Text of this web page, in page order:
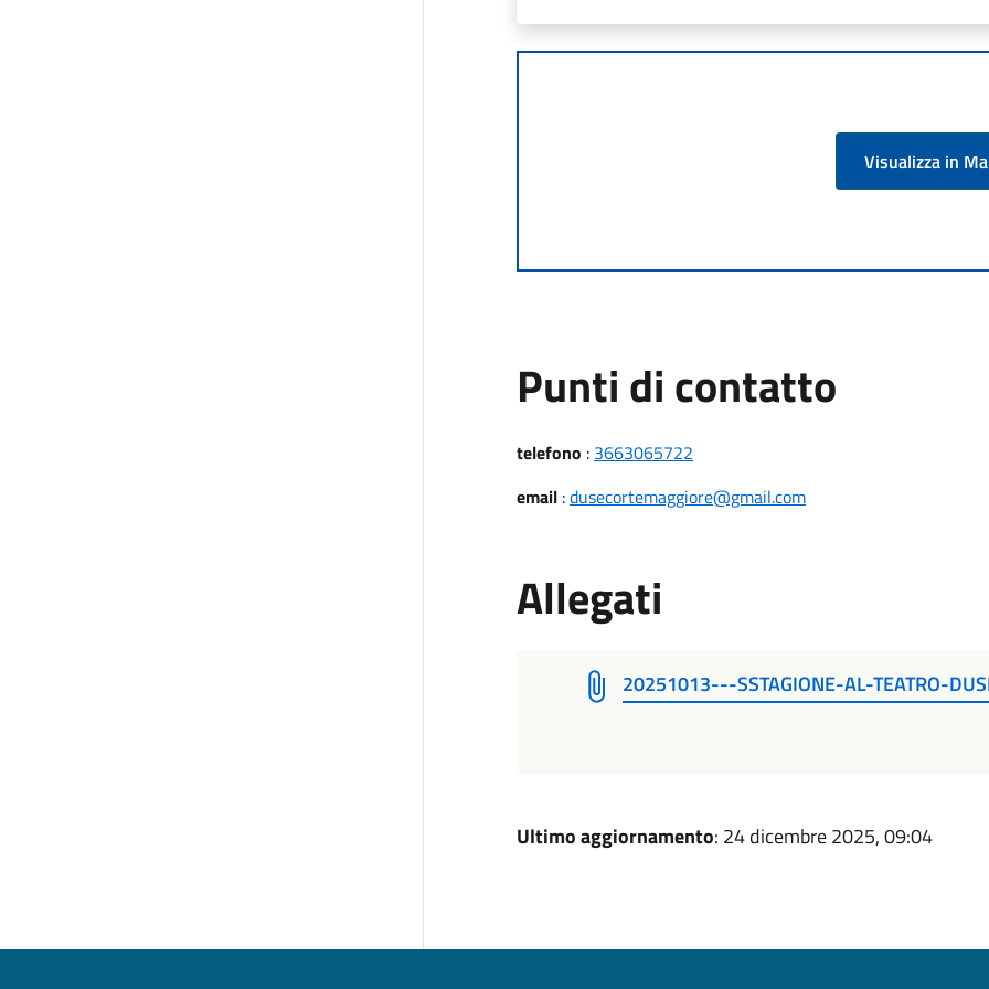
Visualizza in
Punti di contatto
telefono : 3663065722
email:dusecortemaggiore@gmail.com
Allegati
20251013---SSTAGIONE-AL-TEATRO-
Ultimo aggiornamento: 24 dicembre 2025, 09:04